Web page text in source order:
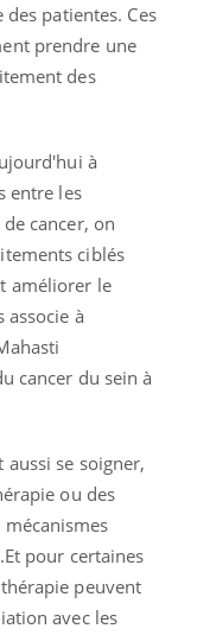
patientes. Ces
prendre une
des
à
entre les
cancer, on
ciblés
améliorer le
associe à
cancer du sein à
se soigner,
ou des
pour certaines
peuvent
avec les